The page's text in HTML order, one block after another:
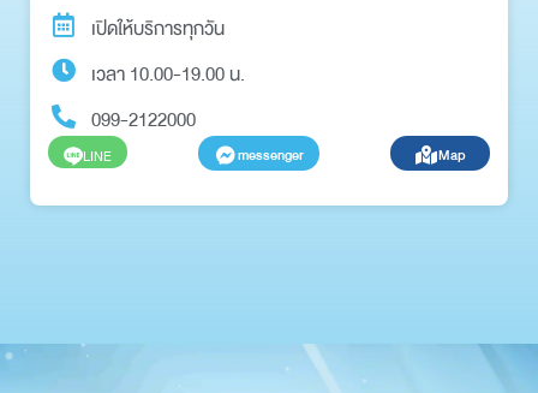
เปิดให้บริการทุกวัน
เวลา 10.00-19.00 น.
099-2122000
LINE messenger Map